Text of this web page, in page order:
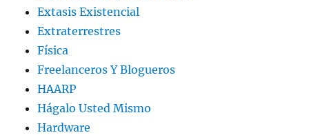
Extasis Existencial
Extraterrestres
Física
Freelanceros Y Blogueros
HAARP
Hágalo Usted Mismo
Hardware